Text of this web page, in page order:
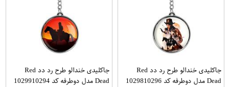
جاکلیدی خندالو طرح رد دد Red
Dead مدل دوطرفه کد 1029810296
جاکلیدی خندالو طرح رد دد Red
Dead مدل دوطرفه کد 1029910294